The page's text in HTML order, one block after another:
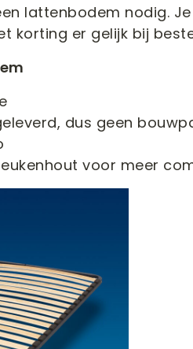
lattenbodem nodig.
korting er gelijk bij
dus geen
voor meer